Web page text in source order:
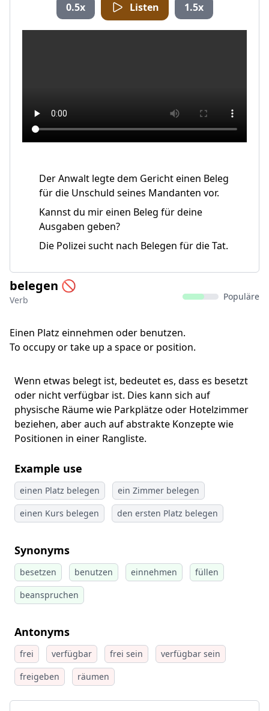
0.5x Listen 1.5x
Der Anwalt legte dem Gericht einen Beleg
für die Unschuld seines Mandanten vor.
Kannst du mir einen Beleg für deine
Ausgaben geben?
Die Polizei sucht nach Belegen für die Tat.
belegen 🚫
Verb Populäre
Einen Platz einnehmen oder benutzen.
To occupy or take up a space or position.
Wenn etwas belegt ist, bedeutet es, dass es besetzt
oder nicht verfügbar ist. Dies kann sich auf
physische Räume wie Parkplätze oder Hotelzimmer
beziehen, aber auch auf abstrakte Konzepte wie
Positionen in einer Rangliste.
Example use
einen Platz belegen
ein Zimmer belegen
einen Kurs belegen
den ersten Platz belegen
Synonyms
besetzen benutzen einnehmen
füllen
beanspruchen
Antonyms
frei verfügbar frei sein
verfügbar sein
freigeben
räumen